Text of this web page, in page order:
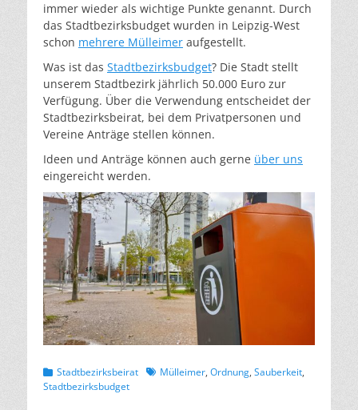
immer wieder als wichtige Punkte genannt. Durch
das Stadtbezirksbudget wurden in Leipzig-West
schon mehrere Mülleimer aufgestellt.
Was ist das Stadtbezirksbudget? Die Stadt stellt
unserem Stadtbezirk jährlich 50.000 Euro zur
Verfügung. Über die Verwendung entscheidet der
Stadtbezirksbeirat, bei dem Privatpersonen und
Vereine Anträge stellen können.
Ideen und Anträge können auch gerne über uns
eingereicht werden.
Kategorien
Stadtbezirksbeirat Schlagworte
Mülleimer, Ordnung, Sauberkeit,
Stadtbezirksbudget